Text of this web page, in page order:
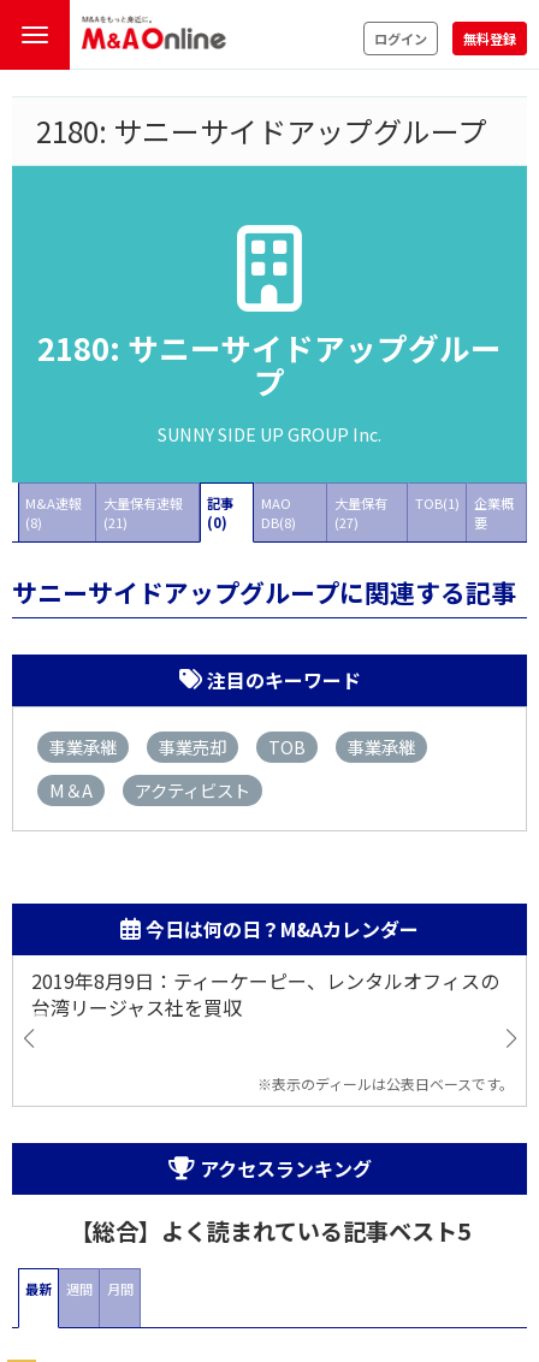
ログイン 無料登録
2180: サニーサイドアップグループ
2180: サニーサイドアップグルー
プ
SUNNY SIDE UP GROUP Inc.
M&A速報
(8)
大量保有速報
(21)
記事
(0)
MAO
DB(8)
大量保有
(27)
TOB(1)
企業概
要
サニーサイドアップグループに関連する記事
注目のキーワード
事業承継 事業売却 TOB
事業承継
M＆A
アクティビスト
今日は何の日？M&Aカレンダー
2019年8月9日：ティーケーピー、レンタルオフィスの
台湾リージャス社を買収
※表示のディールは公表日ベースです。
アクセスランキング
【総合】よく読まれている記事ベスト5
最新 週間 月間